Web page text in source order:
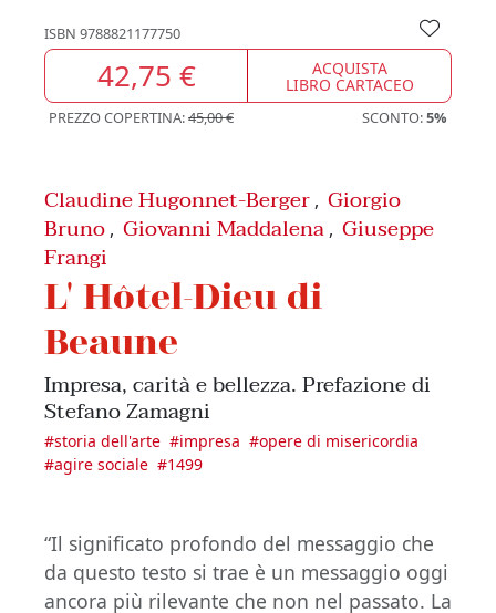
ISBN 9788821177750
42,75 € ACQUISTA
LIBRO CARTACEO
PREZZO COPERTINA:45,00 € SCONTO:5%
Claudine Hugonnet-Berger , Giorgio
Bruno , Giovanni Maddalena , Giuseppe
Frangi
L' Hôtel-Dieu di
Beaune
Impresa, carità e bellezza. Prefazione di
Stefano Zamagni
#storia dell'arte #impresa #opere di misericordia
#agire sociale #1499
“Il significato profondo del messaggio che
da questo testo si trae è un messaggio oggi
ancora più rilevante che non nel passato. La